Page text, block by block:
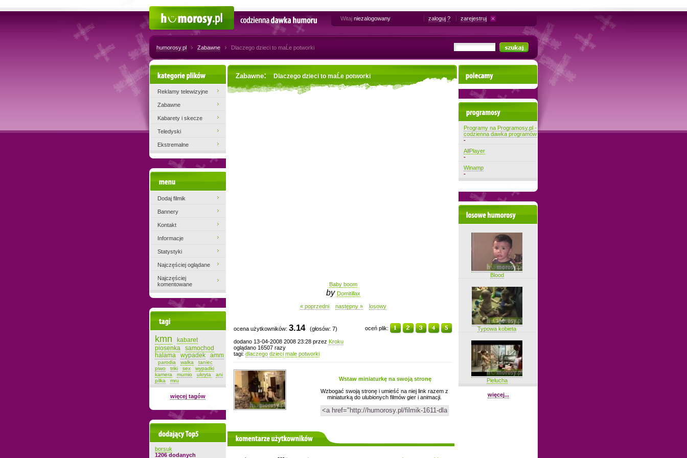
Codzienna dawka humoru
Witaj niezalogowany zaloguj ? zarejestruj
humorosy.pl Zabawne Dlaczego dzieci to maĹe potworki
Zabawne: Dlaczego dzieci to maĹe potworki
Baby boom
by Domitillax
« poprzedni następny » losowy
ocena użytkowników: 3.14(głosów: 7) oceń plik:
dodano 13-04-2008 2008 23:28 przez Kroku
oglądano 16507 razy
tagi: dlaczego dzieci male potworki
Wstaw miniaturkę na swoją stronę
Wzbogać swoją stronę i umieść na niej link razem z
miniaturką do ulubionych filmów gier i animacji.
komentarze użytkowników
Kategorie plików
Reklamy telewizyjne
Zabawne
Kabarety i skecze
Teledyski
Ekstremalne
Dodaj filmik
Bannery
Kontakt
Informacje
Statystyki
Najczęściej oglądane
Najczęściej
komentowane
kmn
kabaret
piosenka
samochod
halama
wypadek amm
parodia walka
taniec
piwo
triki sex
wypadki
kamera
mumio ukryta
ani
pilka
mru
więcej tagów
Dodający top-5
borsuk
1206 dodanych
Polecamy
Najnowsze programy
Programy na Programosy.pl -
codzienna dawka programów
-
AllPlayer
-
Winamp
-
Losowe filmiki
Blood
Typowa kobieta
Pielucha
więcej...